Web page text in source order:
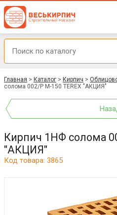
Главная > Каталог > Кирпич >
солома 002/Р М-150 TEREX "АКЦИЯ"
Кирпич 1НФ солома
"АКЦИЯ"
Код товара: 3865